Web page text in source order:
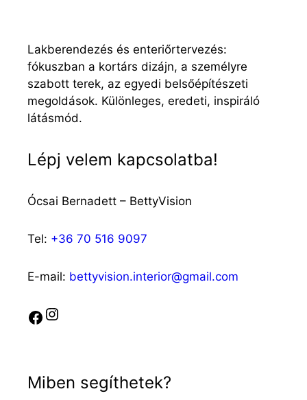
Lakberendezés és enteriőrtervezés:
fókuszban a kortárs dizájn, a személyre
szabott terek, az egyedi belsőépítészeti
megoldások. Különleges, eredeti, inspiráló
látásmód.
Lépj velem kapcsolatba!
Ócsai Bernadett – BettyVision
Tel: +36 70 516 9097
E-mail: bettyvision.interior@gmail.com
Facebook
Instagram
Miben segíthetek?